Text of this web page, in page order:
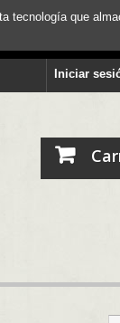
Iniciar
tecnología que